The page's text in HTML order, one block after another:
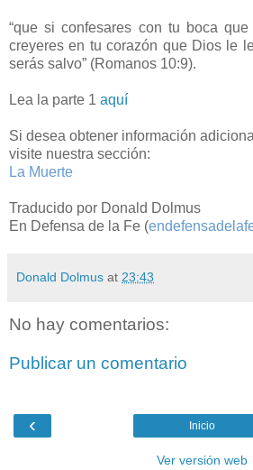
“que si confesares con tu boca
creyeres en tu corazón que Dios le
serás salvo” (Romanos 10:9).
Lea la parte 1 aquí
Si desea obtener información
visite nuestra sección:
La Muerte
Traducido por Donald Dolmus
En Defensa de la Fe (
Donald Dolmus at 23:43
No hay comentarios:
Publicar un comentario
‹ Inicio
Ver versión web